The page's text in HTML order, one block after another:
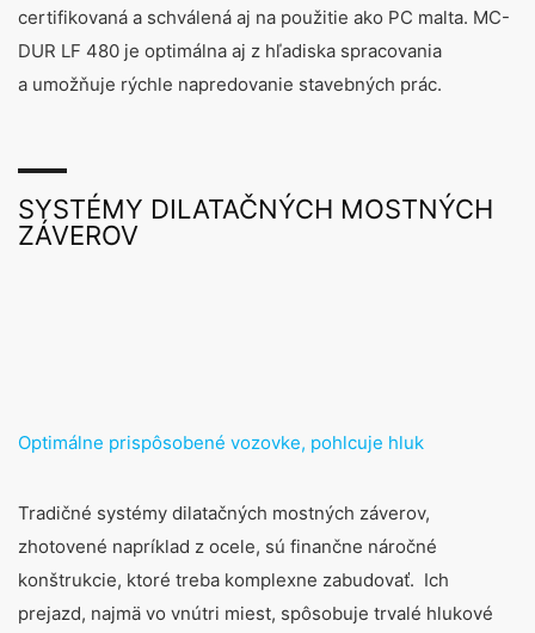
certifikovaná a schválená aj na použitie ako PC malta. MC-
DUR LF 480 je optimálna aj z hľadiska spracovania
a umožňuje rýchle napredovanie stavebných prác.
SYSTÉMY DILATAČNÝCH MOSTNÝCH
ZÁVEROV
Optimálne prispôsobené vozovke, pohlcuje hluk
Tradičné systémy dilatačných mostných záverov,
zhotovené napríklad z ocele, sú finančne náročné
konštrukcie, ktoré treba komplexne zabudovať. Ich
prejazd, najmä vo vnútri miest, spôsobuje trvalé hlukové